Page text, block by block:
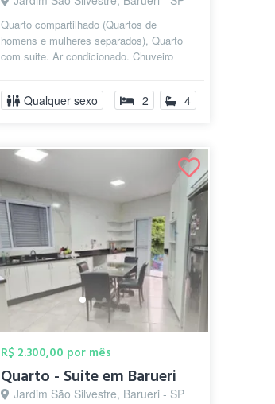
Quarto compartilhado (Quartos de
homens e mulheres separados), Quarto
com suite. Ar condicionado. Chuveiro
comparti...
Qualquer sexo 2 4
R$ 2.300,00 por mês
Quarto - Suite em Barueri
Jardim São Silvestre, Barueri - SP